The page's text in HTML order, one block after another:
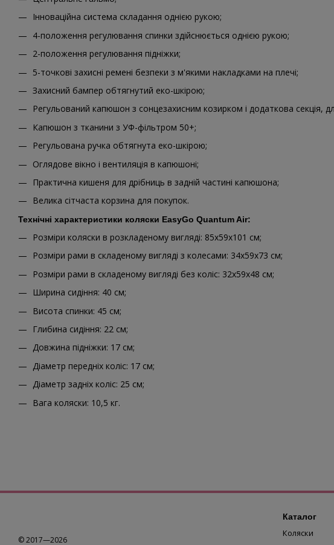
Інноваційна система складання однією рукою;
4-положення регулювання спинки здійснюється однією рукою;
2-положення регулювання підніжки;
5-точкові захисні ремені безпеки з м'якими накладками на плечі;
Захисний бампер обтягнутий еко-шкірою;
Регульований капюшон з сонцезахисним козирком і додаткова секція,
Капюшон з тканини з УФ-фільтром 50+;
Регульована ручка обтягнута еко-шкірою;
Оглядове вікно і вентиляція в капюшоні;
Практична кишеня для дрібниць в задній частині капюшона;
Велика сітчаста корзина для покупок.
Технічні характеристики коляски EasyGo Quantum Air:
Розміри коляски в розкладеному вигляді: 85x59x101 см;
Розміри рами в складеному вигляді з колесами: 34x59x73 см;
Розміри рами в складеному вигляді без коліс: 32x59x48 см;
Ширина сидіння: 40 см;
Висота спинки: 45 см;
Глибина сидіння: 22 см;
Довжина підніжки: 17 см;
Діаметр передніх коліс: 17 см;
Діаметр задніх коліс: 25 см;
Вага коляски: 10,5 кг.
© 2017—2026
Каталог
Коляски